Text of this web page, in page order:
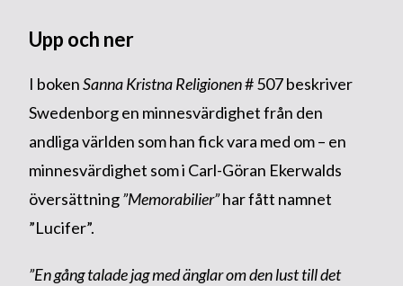
Upp och ner
I bokenSanna Kristna Religionen# 507 beskriver
Swedenborg en minnesvärdighet från den
andliga världen som han fick vara med om – en
minnesvärdighet som i Carl-Göran Ekerwalds
översättning”Memorabilier”har fått namnet
”Lucifer”.
”En gång talade jag med änglar om den lust till det